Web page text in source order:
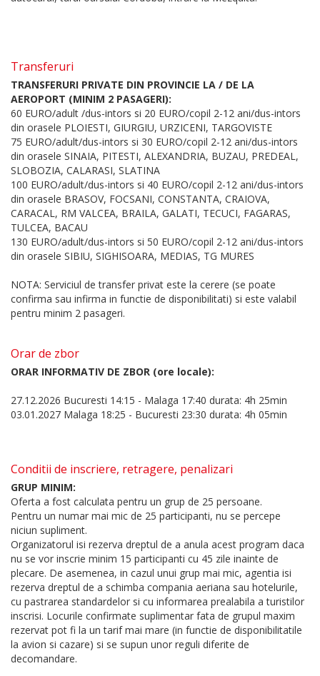
Transferuri
TRANSFERURI PRIVATE DIN PROVINCIE LA / DE LA
AEROPORT (MINIM 2 PASAGERI):
60 EURO/adult /dus-intors si 20 EURO/copil 2-12 ani/dus-intors
din orasele PLOIESTI, GIURGIU, URZICENI, TARGOVISTE
75 EURO/adult/dus-intors si 30 EURO/copil 2-12 ani/dus-intors
din orasele SINAIA, PITESTI, ALEXANDRIA, BUZAU, PREDEAL,
SLOBOZIA, CALARASI, SLATINA
100 EURO/adult/dus-intors si 40 EURO/copil 2-12 ani/dus-intors
din orasele BRASOV, FOCSANI, CONSTANTA, CRAIOVA,
CARACAL, RM VALCEA, BRAILA, GALATI, TECUCI, FAGARAS,
TULCEA, BACAU
130 EURO/adult/dus-intors si 50 EURO/copil 2-12 ani/dus-intors
din orasele SIBIU, SIGHISOARA, MEDIAS, TG MURES
NOTA: Serviciul de transfer privat este la cerere (se poate
confirma sau infirma in functie de disponibilitati) si este valabil
pentru minim 2 pasageri.
Orar de zbor
ORAR INFORMATIV DE ZBOR (ore locale):
27.12.2026 Bucuresti 14:15 - Malaga 17:40 durata: 4h 25min
03.01.2027 Malaga 18:25 - Bucuresti 23:30 durata: 4h 05min
Conditii de inscriere, retragere, penalizari
GRUP MINIM:
Oferta a fost calculata pentru un grup de 25 persoane.
Pentru un numar mai mic de 25 participanti, nu se percepe
niciun supliment.
Organizatorul isi rezerva dreptul de a anula acest program daca
nu se vor inscrie minim 15 participanti cu 45 zile inainte de
plecare. De asemenea, in cazul unui grup mai mic, agentia isi
rezerva dreptul de a schimba compania aeriana sau hotelurile,
cu pastrarea standardelor si cu informarea prealabila a turistilor
inscrisi. Locurile confirmate suplimentar fata de grupul maxim
rezervat pot fi la un tarif mai mare (in functie de disponibilitatile
la avion si cazare) si se supun unor reguli diferite de
decomandare.